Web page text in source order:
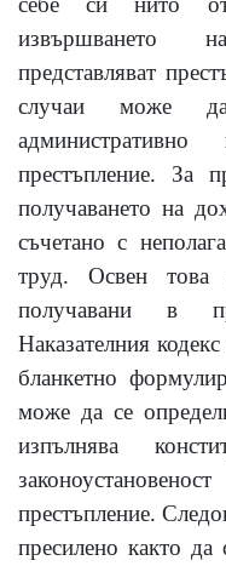
извършването
представляват
случаи може
престъпление. За
получаването на
съчетано с
труд. Освен това
получавани в
Наказателния
бланкетно
може да се
изпълнява
престъпление.
пресилено както да